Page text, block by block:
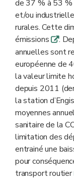
de 37 % à 53 %
et/ou
rurales. Cette
émissionsq.
annuelles sont
européenne de
la valeur limite
depuis 2011
la station
moyennes
sanitaire de la
limitation des
entrainé une
pour
transport routier